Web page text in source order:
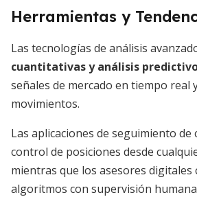
Herramientas y
Las tecnologías de análisis
cuantitativas y análisis
señales de mercado en tiempo real
movimientos.
Las aplicaciones de seguimiento
control de posiciones desde
mientras que los asesores digitales
algoritmos con supervisión